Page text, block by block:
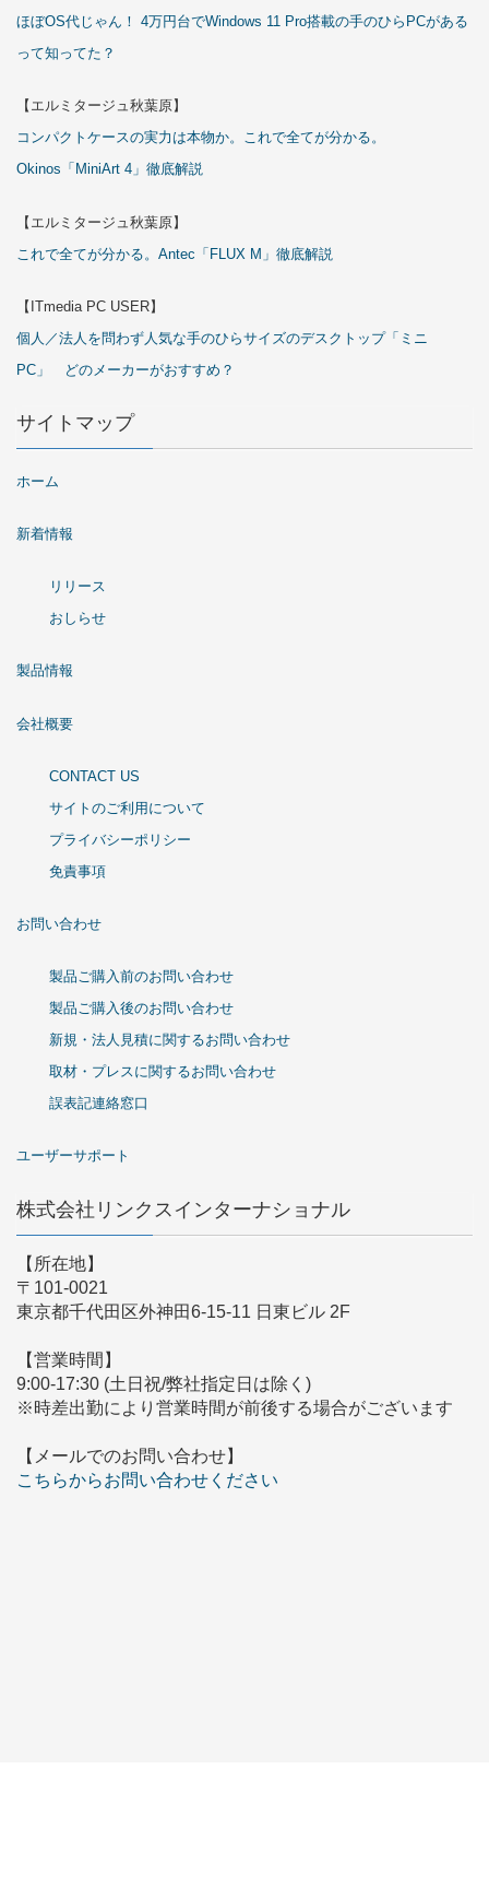
ほぼOS代じゃん！ 4万円台でWindows 11 Pro搭載の手のひらPCがある
って知ってた？
【エルミタージュ秋葉原】
コンパクトケースの実力は本物か。これで全てが分かる。
Okinos「MiniArt 4」徹底解説
【エルミタージュ秋葉原】
これで全てが分かる。Antec「FLUX M」徹底解説
【ITmedia PC USER】
個人／法人を問わず人気な手のひらサイズのデスクトップ「ミニ
PC」 どのメーカーがおすすめ？
サイトマップ
ホーム
新着情報
リリース
おしらせ
製品情報
会社概要
CONTACT US
サイトのご利用について
プライバシーポリシー
免責事項
お問い合わせ
製品ご購入前のお問い合わせ
製品ご購入後のお問い合わせ
新規・法人見積に関するお問い合わせ
取材・プレスに関するお問い合わせ
誤表記連絡窓口
ユーザーサポート
株式会社リンクスインターナショナル
【所在地】
〒101-0021
東京都千代田区外神田6-15-11 日東ビル 2F
【営業時間】
9:00-17:30 (土日祝/弊社指定日は除く)
※時差出勤により営業時間が前後する場合がございます
【メールでのお問い合わせ】
こちらからお問い合わせください